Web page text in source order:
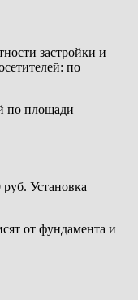
застройки и
по
по площади
Установка
от фундамента и